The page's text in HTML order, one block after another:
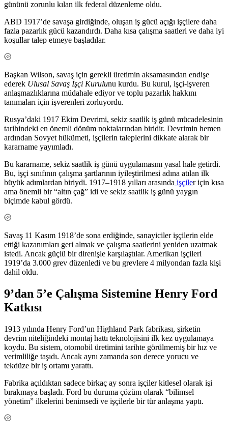
gününü zorunlu kılan ilk federal düzenleme oldu.
ABD 1917’de savaşa girdiğinde, oluşan iş gücü açığı işçilere daha
fazla pazarlık gücü kazandırdı. Daha kısa çalışma saatleri ve daha iyi
koşullar talep etmeye başladılar.
Başkan Wilson, savaş için gerekli üretimin aksamasından endişe
ederek Ulusal Savaş İşçi Kurulunu kurdu. Bu kurul, işçi-işveren
anlaşmazlıklarına müdahale ediyor ve toplu pazarlık hakkını
tanımaları için işverenleri zorluyordu.
Rusya’daki 1917 Ekim Devrimi, sekiz saatlik iş günü mücadelesinin
tarihindeki en önemli dönüm noktalarından biridir. Devrimin hemen
ardından Sovyet hükümeti, işçilerin taleplerini dikkate alarak bir
kararname yayımladı.
Bu kararname, sekiz saatlik iş günü uygulamasını yasal hale getirdi.
Bu, işçi sınıfının çalışma şartlarının iyileştirilmesi adına atılan ilk
büyük adımlardan biriydi. 1917–1918 yılları arasında işçiler için kısa
ama önemli bir “altın çağ” idi ve sekiz saatlik iş günü yaygın
biçimde kabul gördü.
Savaş 11 Kasım 1918’de sona erdiğinde, sanayiciler işçilerin elde
ettiği kazanımları geri almak ve çalışma saatlerini yeniden uzatmak
istedi. Ancak güçlü bir direnişle karşılaştılar. Amerikan işçileri
1919’da 3.000 grev düzenledi ve bu grevlere 4 milyondan fazla kişi
dahil oldu.
9’dan 5’e Çalışma Sistemine Henry Ford
Katkısı
1913 yılında Henry Ford’un Highland Park fabrikası, şirketin
devrim niteliğindeki montaj hattı teknolojisini ilk kez uygulamaya
koydu. Bu sistem, otomobil üretimini tarihte görülmemiş bir hız ve
verimliliğe taşıdı. Ancak aynı zamanda son derece yorucu ve
tekdüze bir iş ortamı yarattı.
Fabrika açıldıktan sadece birkaç ay sonra işçiler kitlesel olarak işi
bırakmaya başladı. Ford bu duruma çözüm olarak “bilimsel
yönetim” ilkelerini benimsedi ve işçilerle bir tür anlaşma yaptı.